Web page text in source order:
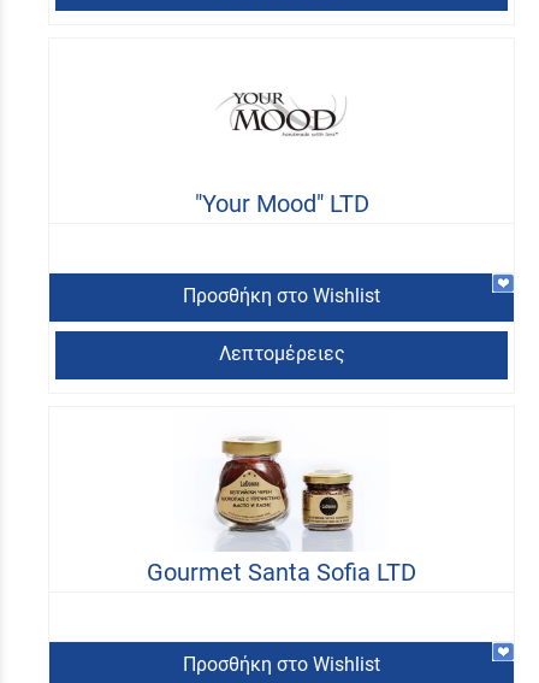
"Your Mood" LTD
Προσθήκη στο Wishlist
Λεπτομέρειες
Gourmet Santa Sofia LTD
Προσθήκη στο Wishlist